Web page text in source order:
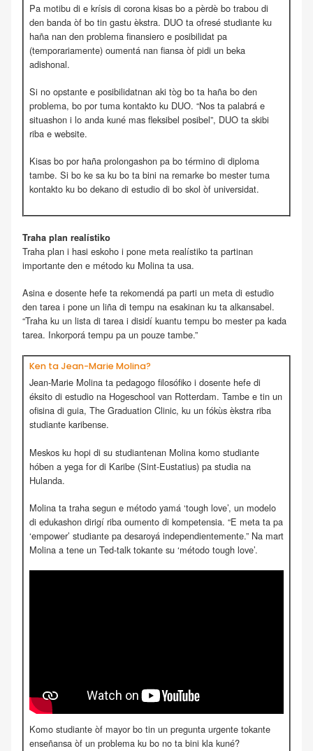
Pa motibu di e krísis di corona kisas bo a pèrdè bo trabou di
den banda òf bo tin gastu èkstra. DUO ta ofresé studiante ku
haña nan den problema finansiero e posibilidat pa
(temporariamente) oumentá nan fiansa òf pidi un beka
adishonal.
Si no opstante e posibilidatnan aki tòg bo ta haña bo den
problema, bo por tuma kontakto ku DUO. “Nos ta palabrá e
situashon i lo anda kuné mas fleksibel posibel”, DUO ta skibi
riba e website.
Kisas bo por haña prolongashon pa bo término di diploma
tambe. Si bo ke sa ku bo ta bini na remarke bo mester tuma
kontakto ku bo dekano di estudio di bo skol òf universidat.
Traha plan realístiko
Traha plan i hasi eskoho i pone meta realístiko ta partinan
importante den e método ku Molina ta usa.
Asina e dosente hefe ta rekomendá pa parti un meta di estudio
den tarea i pone un liña di tempu na esakinan ku ta alkansabel.
“Traha ku un lista di tarea i disidí kuantu tempu bo mester pa kada
tarea. Inkorporá tempu pa un pouze tambe.”
Ken ta Jean-Marie Molina?
Jean-Marie Molina ta pedagogo filosófiko i dosente hefe di
éksito di estudio na Hogeschool van Rotterdam. Tambe e tin un
ofisina di guia, The Graduation Clinic, ku un fókùs èkstra riba
studiante karibense.
Meskos ku hopi di su studiantenan Molina komo studiante
hóben a yega for di Karibe (Sint-Eustatius) pa studia na
Hulanda.
Molina ta traha segun e método yamá ‘tough love’, un modelo
di edukashon dirigí riba oumento di kompetensia. “E meta ta pa
‘empower’ studiante pa desaroyá independientemente.” Na mart
Molina a tene un Ted-talk tokante su ‘método tough love’.
Komo studiante òf mayor bo tin un pregunta urgente tokante
enseñansa òf un problema ku bo no ta bini kla kuné?